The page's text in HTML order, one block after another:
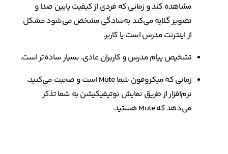
مشاهده کند و زمانی که فردی از کیفیت پایین صدا و
تصویر گلایه می‌کند به‌سادگی مشخص می‌شود مشکل
از اینترنت مدرس است یا کاربر.
تشخیص پیام مدرس و کاربران عادی، بسیار ساده‌تر است.
زمانی که میکروفون شما Mute است و صحبت می‌کنید،
نرم‌افزار از طریق نمایش نوتیفیکیشن به شما تذکر
می‌دهد که Mute هستید.